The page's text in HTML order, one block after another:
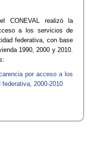
CONEVAL realizó la
a los servicios de
federativa, con base
1990, 2000 y 2010.
por acceso a los
2000-2010